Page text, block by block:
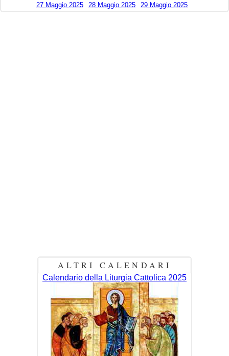
27 Maggio 2025
28 Maggio 2025 29 Maggio 2025
ALTRI CALENDARI
Calendario della Liturgia Cattolica 2025